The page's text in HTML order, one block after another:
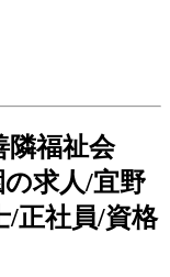
隣福祉会
求人/宜野
/正社員/資格